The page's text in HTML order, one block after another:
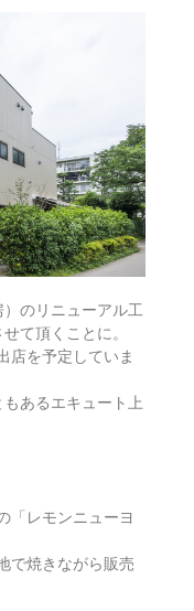
のリニューアル工
て頂くことに。
店を予定していま
あるエキュート上
「レモンニューヨ
で焼きながら販売